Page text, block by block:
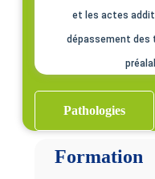
et les actes
dépassement des
Pathologies
Formation